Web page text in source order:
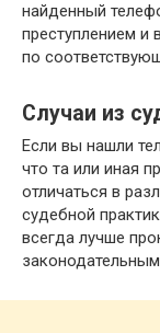
найденный
преступлением и
по
Случаи из
Если вы нашли
что та или иная
отличаться в
судебной
всегда лучше